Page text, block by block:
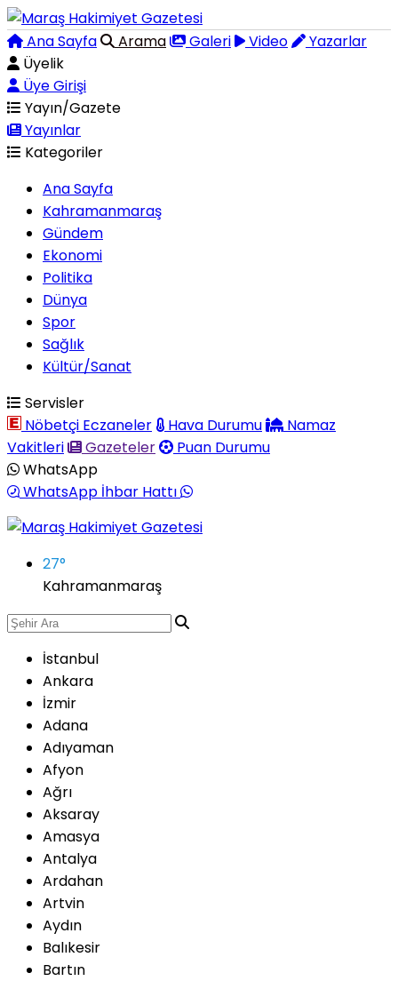
Ana Sayfa Arama Galeri Video
Yazarlar
Üyelik
Üye Girişi
Yayın/Gazete
Yayınlar
Kategoriler
Ana Sayfa
Kahramanmaraş
Gündem
Ekonomi
Politika
Dünya
Spor
Sağlık
Kültür/Sanat
Servisler
Nöbetçi Eczaneler
Hava Durumu
Namaz
Vakitleri
Gazeteler
Puan Durumu
WhatsApp
WhatsApp İhbar Hattı
27°
Kahramanmaraş
İstanbul
Ankara
İzmir
Adana
Adıyaman
Afyon
Ağrı
Aksaray
Amasya
Antalya
Ardahan
Artvin
Aydın
Balıkesir
Bartın